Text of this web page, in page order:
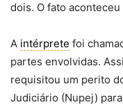
dois. O fato aconteceu
A intérprete foi
partes envolvidas.
requisitou um perito
Judiciário (Nupej)